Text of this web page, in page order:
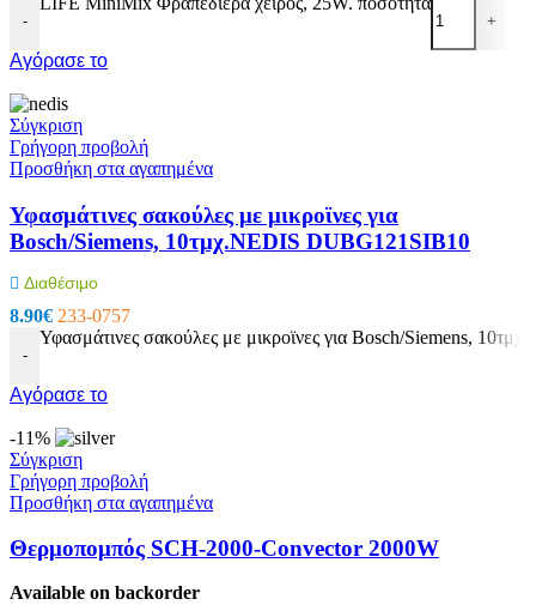
- +
Αγόρασε το
Σύγκριση
Γρήγορη προβολή
Προσθήκη στα αγαπημένα
Υφασμάτινες σακούλες με μικροϊνες για
Bosch/Siemens, 10τμχ.NEDIS DUBG121SIB10
Διαθέσιμο
8.90€ 233-0757
-
Υφασμάτινες σακούλες με μικροϊνες για Bosch/Siemens,
Αγόρασε το
-11%
Σύγκριση
Γρήγορη προβολή
Προσθήκη στα αγαπημένα
Θερμοπομπός SCH-2000-Convector 2000W
Available on backorder